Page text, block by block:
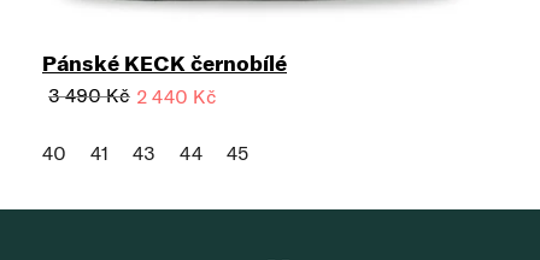
Pánské KECK černobílé
3 490 Kč 2 440 Kč
40 41 43 44 45